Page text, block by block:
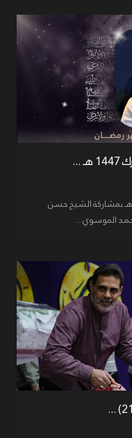
...
برنامج ليلة التهيئة لشهر رمضان المبارك 1447 هـ بمشاركة الشيخ حسن
الموسوي ...